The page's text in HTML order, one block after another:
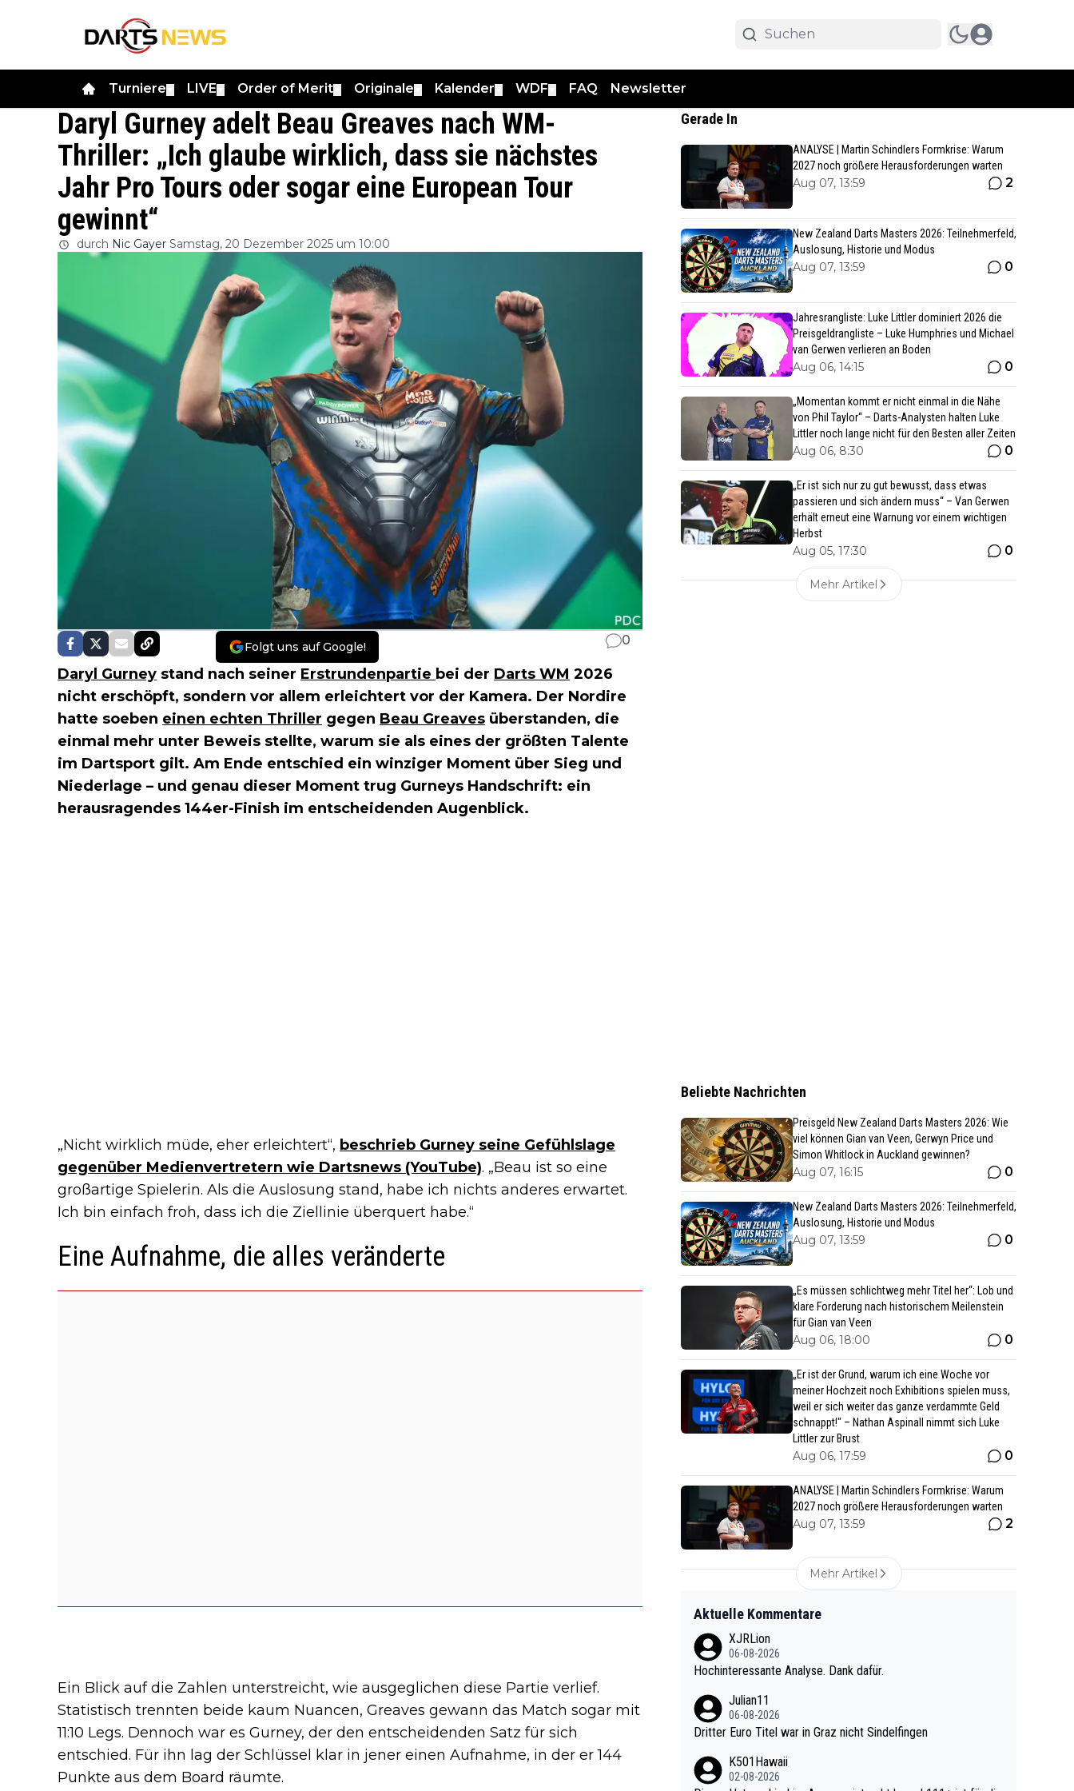
Turniere LIVE Order of Merit Originale Kalender WDF FAQ Newsletter
Daryl Gurney adelt Beau Greaves nach WM-
Thriller: „Ich glaube wirklich, dass sie nächstes
Jahr Pro Tours oder sogar eine European Tour
gewinnt“
durch Nic Gayer Samstag, 20 Dezember 2025 um 10:00
Folgt uns auf Google! 0
Daryl Gurney stand nach seiner Erstrundenpartie bei der Darts WM 2026
nicht erschöpft, sondern vor allem erleichtert vor der Kamera. Der Nordire
hatte soeben einen echten Thriller gegen Beau Greaves überstanden, die
einmal mehr unter Beweis stellte, warum sie als eines der größten Talente
im Dartsport gilt. Am Ende entschied ein winziger Moment über Sieg und
Niederlage – und genau dieser Moment trug Gurneys Handschrift: ein
herausragendes 144er-Finish im entscheidenden Augenblick.
„Nicht wirklich müde, eher erleichtert“, beschrieb Gurney seine Gefühlslage
gegenüber Medienvertretern wie Dartsnews (YouTube). „Beau ist so eine
großartige Spielerin. Als die Auslosung stand, habe ich nichts anderes erwartet.
Ich bin einfach froh, dass ich die Ziellinie überquert habe.“
Eine Aufnahme, die alles veränderte
Ein Blick auf die Zahlen unterstreicht, wie ausgeglichen diese Partie verlief.
Statistisch trennten beide kaum Nuancen, Greaves gewann das Match sogar mit
11:10 Legs. Dennoch war es Gurney, der den entscheidenden Satz für sich
entschied. Für ihn lag der Schlüssel klar in jener einen Aufnahme, in der er 144
Punkte aus dem Board räumte.
Gerade In
ANALYSE | Martin Schindlers Formkrise: Warum
2027 noch größere Herausforderungen warten
Aug 07, 13:59 2
New Zealand Darts Masters 2026: Teilnehmerfeld,
Auslosung, Historie und Modus
Aug 07, 13:59 0
Jahresrangliste: Luke Littler dominiert 2026 die
Preisgeldrangliste – Luke Humphries und Michael
van Gerwen verlieren an Boden
Aug 06, 14:15 0
„Momentan kommt er nicht einmal in die Nähe
von Phil Taylor“ – Darts-Analysten halten Luke
Littler noch lange nicht für den Besten aller Zeiten
Aug 06, 8:30 0
„Er ist sich nur zu gut bewusst, dass etwas
passieren und sich ändern muss“ – Van Gerwen
erhält erneut eine Warnung vor einem wichtigen
Herbst
Aug 05, 17:30 0
Mehr Artikel
Beliebte Nachrichten
Preisgeld New Zealand Darts Masters 2026: Wie
viel können Gian van Veen, Gerwyn Price und
Simon Whitlock in Auckland gewinnen?
Aug 07, 16:15 0
New Zealand Darts Masters 2026: Teilnehmerfeld,
Auslosung, Historie und Modus
Aug 07, 13:59 0
„Es müssen schlichtweg mehr Titel her“: Lob und
klare Forderung nach historischem Meilenstein
für Gian van Veen
Aug 06, 18:00 0
„Er ist der Grund, warum ich eine Woche vor
meiner Hochzeit noch Exhibitions spielen muss,
weil er sich weiter das ganze verdammte Geld
schnappt!" – Nathan Aspinall nimmt sich Luke
Littler zur Brust
Aug 06, 17:59 0
ANALYSE | Martin Schindlers Formkrise: Warum
2027 noch größere Herausforderungen warten
Aug 07, 13:59 2
Mehr Artikel
Aktuelle Kommentare
XJRLion
06-08-2026
Hochinteressante Analyse. Dank dafür.
Julian11
06-08-2026
Dritter Euro Titel war in Graz nicht Sindelfingen
K501Hawaii
02-08-2026